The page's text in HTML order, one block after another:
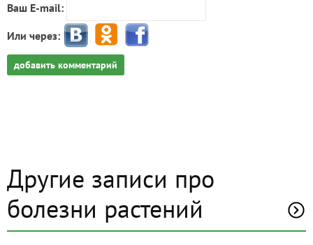
Ваш E-mail:
Или через:
добавить комментарий
Другие записи про
болезни растений